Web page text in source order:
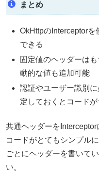
まとめ
OkHttpのInterceptor
できる
固定値のヘッダーは
動的な値も追加可能
認証やユーザー識別
定しておくとコード
共通ヘッダーを
コードがとてもシンプル
ごとにヘッダーを書いて
い。